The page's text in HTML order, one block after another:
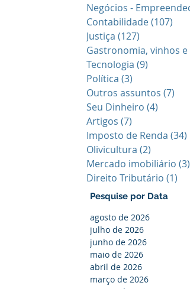
Contabilidade(107)
Justiça (127)
Tecnologia (9)
Política (3)
Outros assuntos (7)
Seu Dinheiro (4)
Artigos (7)
Imposto de Renda (34)
Olivicultura (2)
Mercado imobiliário (3)
Direito Tributário (1)
Pesquise por Data
agosto de 2026
julho de 2026
junho de 2026
maio de 2026
abril de 2026
março de 2026